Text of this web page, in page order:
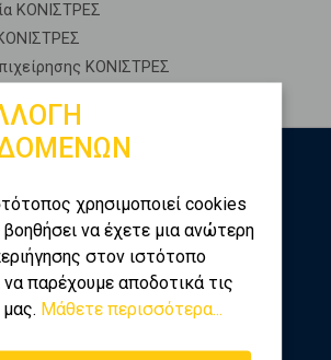
ΚΟΝΙΣΤΡΕΣ
ΚΟΝΙΣΤΡΕΣ
χρησιμοποιεί cookies
να έχετε μια ανώτερη
στον ιστότοπο
παρέχουμε αποδοτικά τις
Μάθετε περισσότερα...
της Golden Home για νέα
και διάφορα θέματα της αγοράς